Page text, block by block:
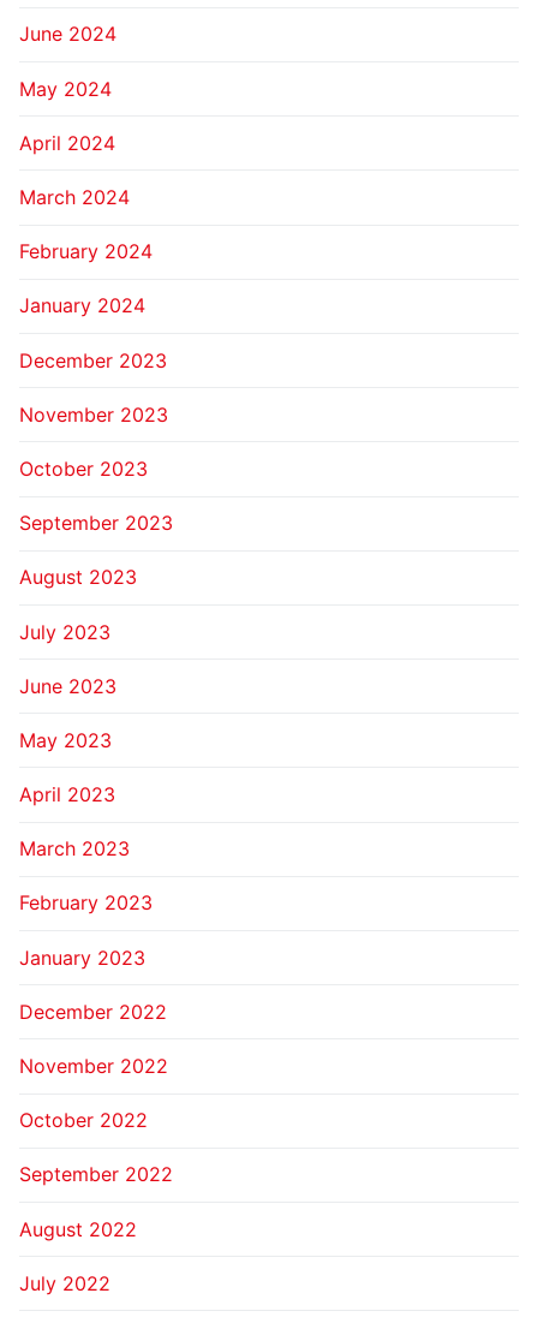
June 2024
May 2024
April 2024
March 2024
February 2024
January 2024
December 2023
November 2023
October 2023
September 2023
August 2023
July 2023
June 2023
May 2023
April 2023
March 2023
February 2023
January 2023
December 2022
November 2022
October 2022
September 2022
August 2022
July 2022